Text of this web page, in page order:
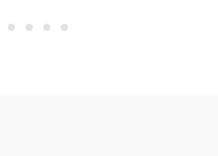
3 4 5 6